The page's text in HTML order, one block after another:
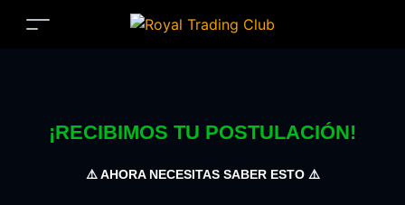
¡RECIBIMOS TU POSTULACIÓN!
⚠️ AHORA NECESITAS SABER ESTO ⚠️